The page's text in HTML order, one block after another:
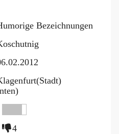
Bezeichnungen
4